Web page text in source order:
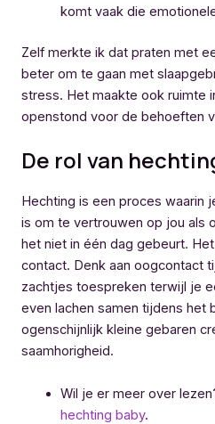
komt vaak die
Zelf merkte ik dat praten met
beter om te gaan met
stress. Het maakte ook ruimte
openstond voor de behoeften
De rol van
Hechting is een proces waarin
is om te vertrouwen op jou als
het niet in één dag gebeurt.
contact. Denk aan oogcontact
zachtjes toespreken terwijl je
even lachen samen tijdens het
ogenschijnlijk kleine gebaren
saamhorigheid.
Wil je er meer over
hechting baby.